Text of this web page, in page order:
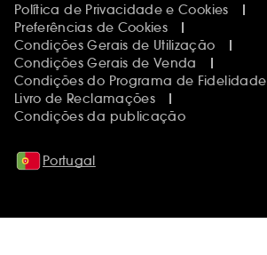
Política de Privacidade e Cookies
Preferências de Cookies
Condições Gerais de Utilização
Condições Gerais de Venda
Condições do Programa de Fidelidade
Livro de Reclamações
Condições da publicação
Portugal